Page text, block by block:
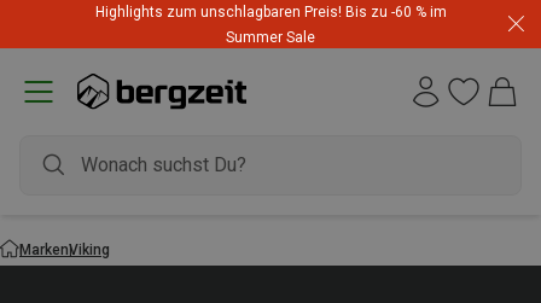
Highlights zum unschlagbaren Preis! Bis zu -60 % im
Summer Sale
MarkenViking